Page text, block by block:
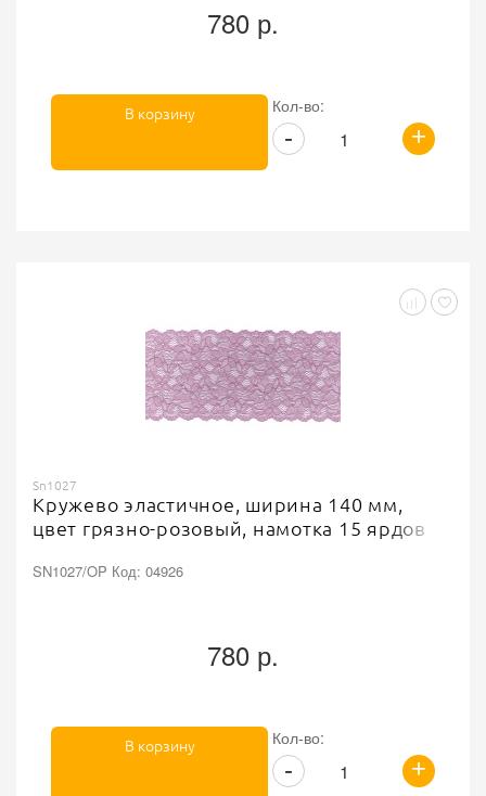
780 р.
Кол-во:
+
-
В корзину
Sn1027
Кружево эластичное, ширина 140 мм,
цвет грязно-розовый, намотка 15 ярдов
SN1027/OP Код: 04926
780 р.
Кол-во:
+
-
В корзину